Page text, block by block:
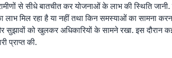
से सीधे बातचीत कर योजनाओं के लाभ की स्थिति जानी.
लाभ मिल रहा है या नहीं तथा किन समस्याओं का सामना
सुझावों को खुलकर अधिकारियों के सामने रखा. इस दौरान
प्राप्त की.